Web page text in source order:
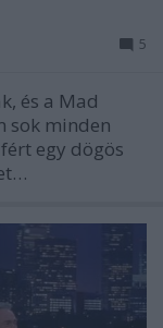
5
és a Mad
sok minden
egy dögös